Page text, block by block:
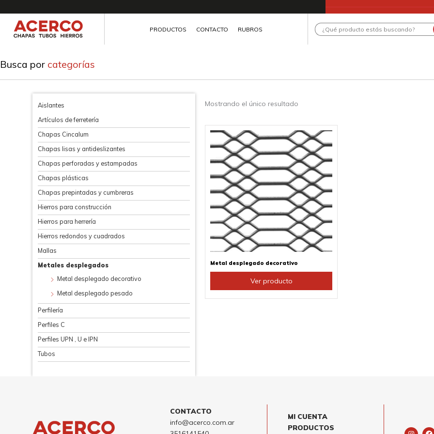
al
contenido
PRODUCTOS CONTACTO RUBROS
Search
Busca por categorías
Aislantes
Artículos de ferretería
Chapas Cincalum
Chapas lisas y antideslizantes
Chapas perforadas y estampadas
Chapas plásticas
Chapas prepintadas y cumbreras
Hierros para construcción
Hierros para herrería
Hierros redondos y cuadrados
Mallas
Metales desplegados
Metal desplegado decorativo
Metal desplegado pesado
Perfilería
Perfiles C
Perfiles UPN , U e IPN
Tubos
Mostrando el único resultado
Metal desplegado decorativo
Ver producto
Este
producto
tiene
múltiples
variantes.
opciones
se
pueden
elegir
en
la
página
CONTACTO
info@acerco.com.ar
MI CUENTA
PRODUCTOS
I F